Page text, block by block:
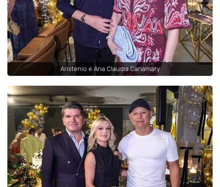
Aristenio e Ana Claudia Canamary